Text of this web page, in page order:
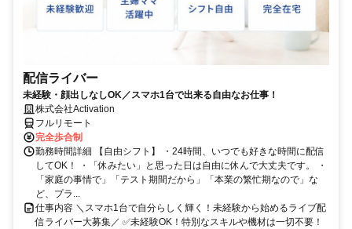
配信ライバー
未経験・顔出しなしOK／スマホ1台で出来る自由なお仕事！
株式会社Activation
フルリモート
完全歩合制
勤務時間詳細 【自由シフト】 ・24時間、いつでも好きな時間に配信
してOK！ ・「休みたい」と思った日は自由に休んで大丈夫です。 ・
「家庭の事情で」「テスト期間だから」「本業の繁忙期なので」な
ど、プラ...
仕事内容 ＼スマホ1台で自分らしく輝く！未経験から始めるライブ配
信ライバー大募集／ ✅未経験OK！特別なスキルや機材は一切不要！